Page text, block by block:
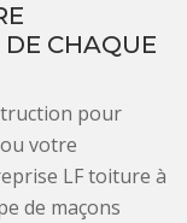
DE CHAQUE
pour
votre
LF toiture à
de maçons